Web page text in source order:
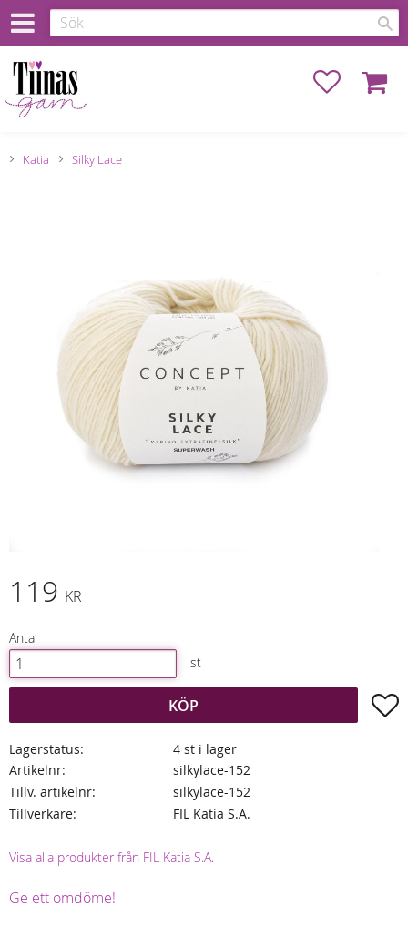
Favoriter
Katia Silky Lace
119 KR
Antal
st
KÖP
Lagerstatus
4 st i lager
Artikelnr
silkylace-152
Tillv. artikelnr
silkylace-152
Tillverkare
FIL Katia S.A.
Visa alla produkter från FIL Katia S.A.
Ge ett omdöme!